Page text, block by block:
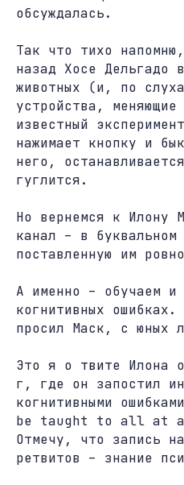
обсуждалась.
Так что тихо
назад Хосе Дельгадо
животных (и, по
устройства,
известный
нажимает кнопку и
него,
гуглится.
Но вернемся к Илону
канал – в буквальном
поставленную им
А именно – обучаем и
когнитивных
просил Маск, с юных
Это я о твите Илона
г, где он запостил
когнитивными
be taught to all at a
Отмечу, что запись
ретвитов – знание